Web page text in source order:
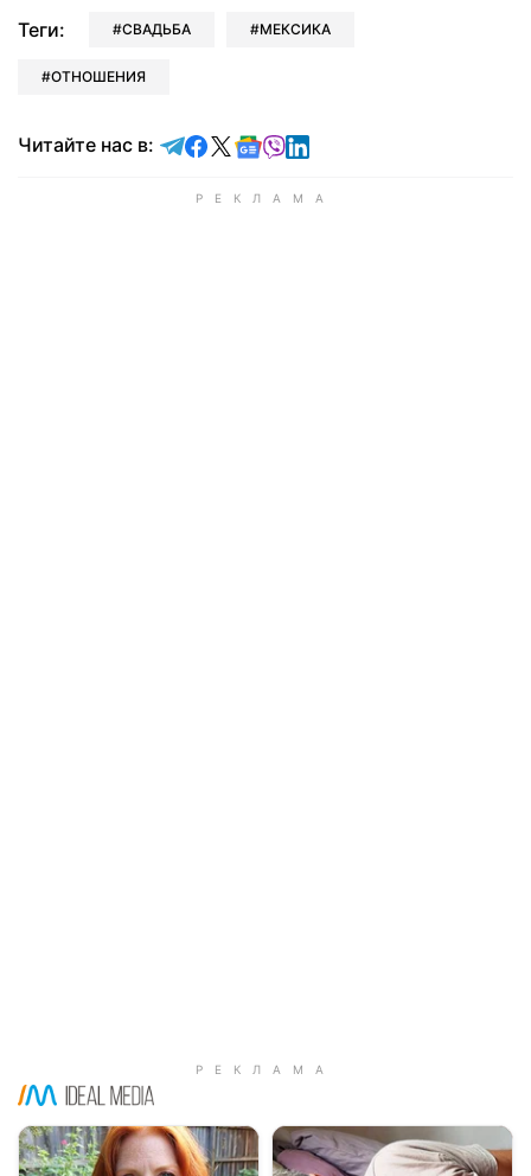
Теги: СВАДЬБА МЕКСИКА
ОТНОШЕНИЯ
Читайте нас в: Читайте в Telegram
Читайте в Facebook
Читайте в X
Читайте в Google news
Читайте в Viber
Читайте в LinkedIn